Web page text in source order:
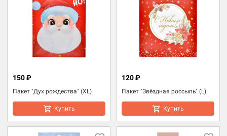
Пакет "Дух рождества" (XL)
150 ₽
Купить
Пакет "Звёздная россыпь" (L)
120 ₽
Купить